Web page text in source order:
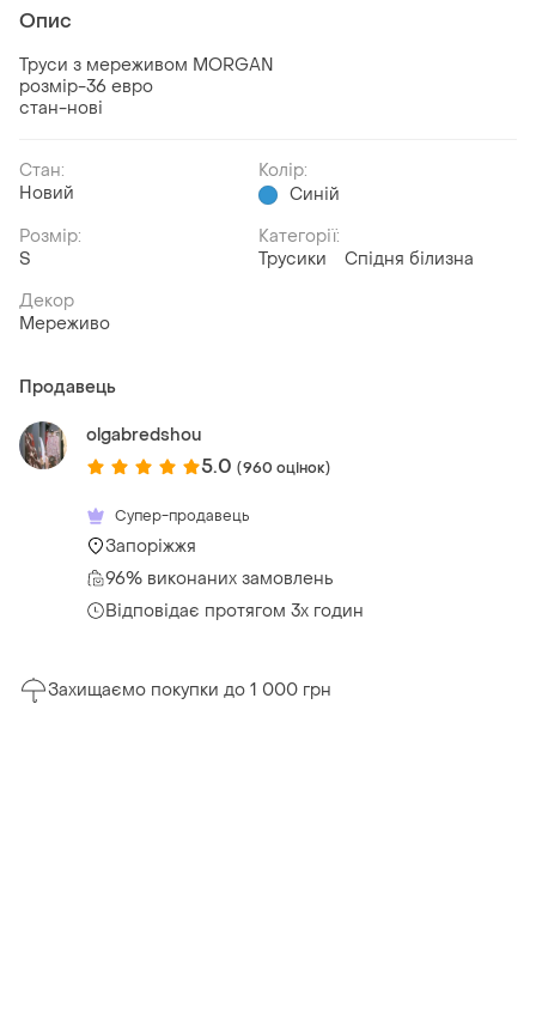
Опис
Труси з мереживом MORGAN
розмір-36 евро
стан-нові
Стан:
Новий
Колір:
Синій
Розмір:
S
Категорії:
Трусики
Спідня білизна
Декор
Мереживо
Продавець
olgabredshou
5.0 (960 оцінок)
Супер-продавець
Запоріжжя
96% виконаних замовлень
Відповідає протягом 3х годин
Захищаємо покупки до 1 000 грн